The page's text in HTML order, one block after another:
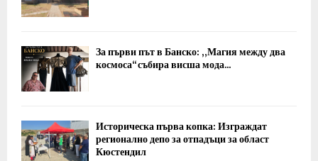
За първи път в Банско: „Магия между два
космоса“ събира висша мода...
Историческа първа копка: Изграждат
регионално депо за отпадъци за област
Кюстендил